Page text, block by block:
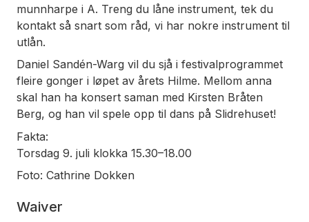
munnharpe i A. Treng du låne instrument, tek du
kontakt så snart som råd, vi har nokre instrument til
utlån.
Daniel Sandén-Warg vil du sjå i festivalprogrammet
fleire gonger i løpet av årets Hilme. Mellom anna
skal han ha konsert saman med Kirsten Bråten
Berg, og han vil spele opp til dans på Slidrehuset!
Fakta:
Torsdag 9. juli klokka 15.30–18.00
Foto: Cathrine Dokken
Waiver